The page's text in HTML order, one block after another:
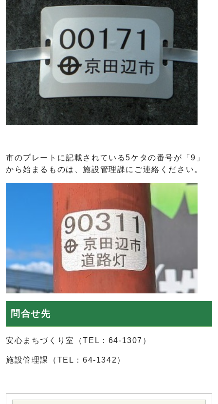
市のプレートに記載されている5ケタの番号が「9」
から始まるものは、施設管理課にご連絡ください。
問合せ先
安心まちづくり室（TEL：64-1307）
施設管理課（TEL：64-1342）